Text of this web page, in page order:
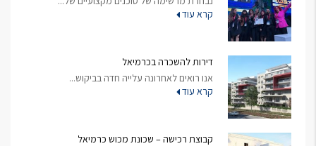
קרא עוד
דירות להשכרה בכרמיאל
אנו רואים לאחרונה עלייה חדה בביקוש...
קרא עוד
קבוצת רכישה – שכונת מכוש כרמיאל